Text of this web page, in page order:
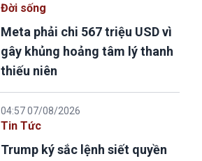
Đời sống
Meta phải chi 567 triệu USD vì
gây khủng hoảng tâm lý thanh
thiếu niên
04:57 07/08/2026
Tin Tức
Trump ký sắc lệnh siết quyền